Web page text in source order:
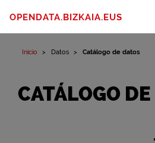
OPENDATA.BIZKAIA.EUS
Inicio Datos Catálogo de datos
CATÁLOGO